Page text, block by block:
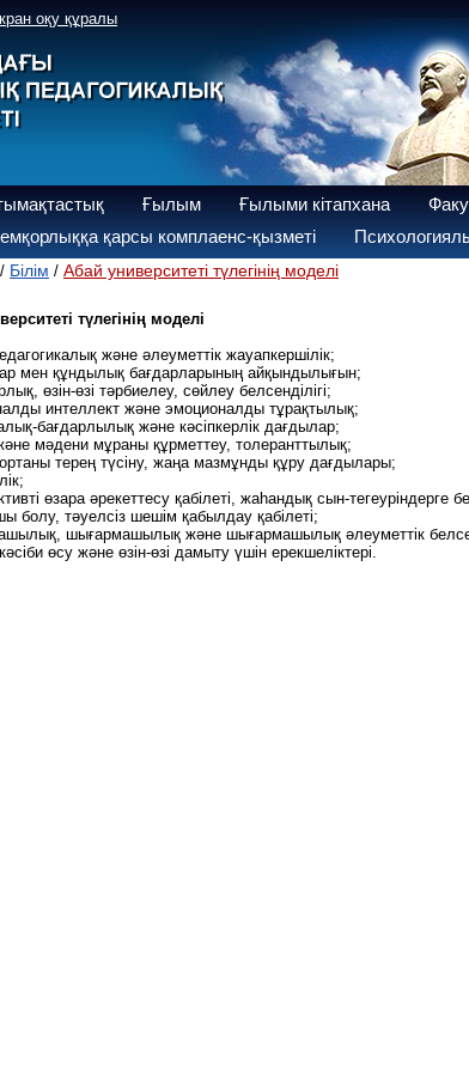
оқу құралы
Ғылым Ғылыми кітапхана
қарсы комплаенс-қызметі
/ Білім / Абай университеті түлегінің моделі
түлегінің моделі
және әлеуметтік жауапкершілік;
мен құндылық бағдарларының айқындылығын;
өзін-өзі тәрбиелеу, сөйлеу белсенділігі;
интеллект және эмоционалды тұрақтылық;
бағдарлылық және кәсіпкерлік дағдылар;
мәдени мұраны құрметтеу, толеранттылық;
терең түсіну, жаңа мазмұнды құру дағдылары;
өзара әрекеттесу қабілеті, жаһандық сын-тегеуріндерге
болу, тәуелсіз шешім қабылдау қабілеті;
шығармашылық және шығармашылық әлеуметтік
кәсіби өсу және өзін-өзі дамыту үшін ерекшеліктері.